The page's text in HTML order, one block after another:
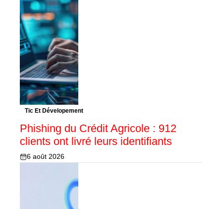
Tic Et Dévelopement
Phishing du Crédit Agricole : 912
clients ont livré leurs identifiants
6 août 2026